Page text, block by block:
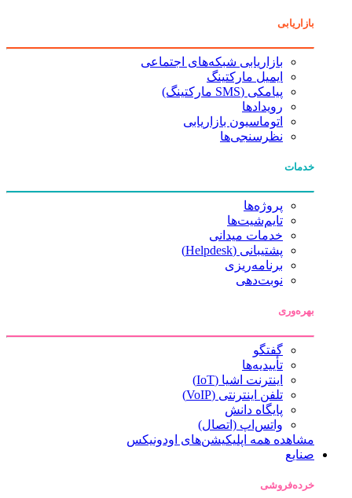
بازاریابی
بازاریابی شبکه‌های اجتماعی
ایمیل مارکتینگ
پیامکی (SMS مارکتینگ)
رویدادها
اتوماسیون بازاریابی
نظرسنجی‌ها
خدمات
پروژه‌ها
تایم‌شیت‌ها
خدمات میدانی
پشتیبانی (Helpdesk)
برنامه‌ریزی
نوبت‌دهی
بهره‌وری
گفتگو
تأییدیه‌ها
اینترنت اشیا (IoT)
تلفن اینترنتی (VoIP)
پایگاه دانش
واتس‌اپ (اتصال)
مشاهده همه اپلیکیشن‌های اودونیکس
صنایع
خرده‌فروشی